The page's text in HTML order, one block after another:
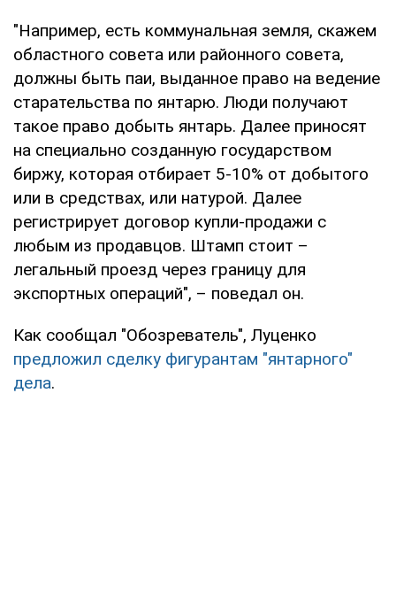
"Например, есть коммунальная земля, скажем
областного совета или районного совета,
должны быть паи, выданное право на ведение
старательства по янтарю. Люди получают
такое право добыть янтарь. Далее приносят
на специально созданную государством
биржу, которая отбирает 5-10% от добытого
или в средствах, или натурой. Далее
регистрирует договор купли-продажи с
любым из продавцов. Штамп стоит –
легальный проезд через границу для
экспортных операций", – поведал он.
Как сообщал "Обозреватель", Луценко
предложил сделку фигурантам "янтарного"
дела.